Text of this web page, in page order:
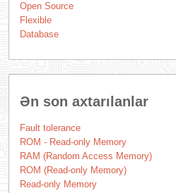
Open Source
Flexible
Database
Ən son axtarılanlar
Fault tolerance
ROM - Read-only Memory
RAM (Random Access Memory)
ROM (Read-only Memory)
Read-only Memory